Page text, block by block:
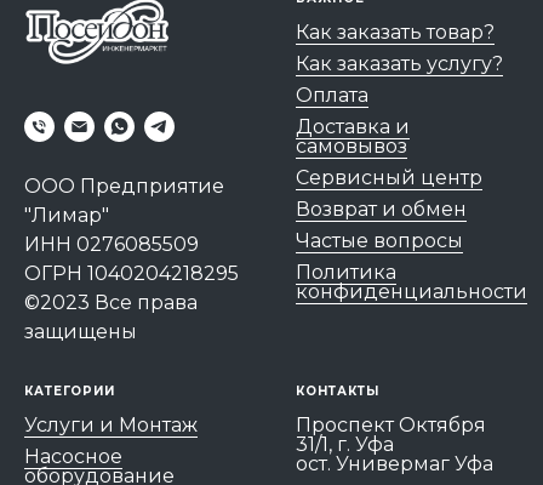
ООО Предприятие
"Лимар"
ИНН 0276085509
ОГРН 1040204218295
©2023 Все права
защищены
Как заказать товар?
Как заказать услугу?
Оплата
Доставка и
самовывоз
Сервисный центр
Возврат и обмен
Частые вопросы
Политика
конфиденциальности
КАТЕГОРИИ
Услуги и Монтаж
Насосное
оборудование
КОНТАКТЫ
Проспект Октября
31/1, г. Уфа
ост. Универмаг Уфа